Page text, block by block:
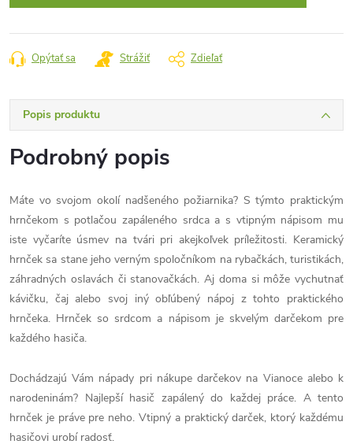
Opýtať sa Strážiť Zdieľať
Popis produktu
Podrobný popis
Máte vo svojom okolí nadšeného požiarnika? S týmto praktickým
hrnčekom s potlačou zapáleného srdca a s vtipným nápisom mu
iste vyčaríte úsmev na tvári pri akejkoľvek príležitosti. Keramický
hrnček sa stane jeho verným spoločníkom na rybačkách, turistikách,
záhradných oslavách či stanovačkách. Aj doma si môže vychutnať
kávičku, čaj alebo svoj iný obľúbený nápoj z tohto praktického
hrnčeka. Hrnček so srdcom a nápisom je skvelým darčekom pre
každého hasiča.
Dochádzajú Vám nápady pri nákupe darčekov na Vianoce alebo k
narodeninám? Najlepší hasič zapálený do každej práce. A tento
hrnček je práve pre neho. Vtipný a praktický darček, ktorý každému
hasičovi urobí radosť.